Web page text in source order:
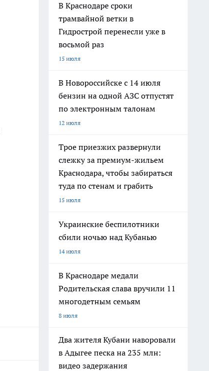
В Краснодаре сроки
трамвайной ветки в
Гидрострой перенесли уже в
восьмой раз
15 июля
В Новороссийске с 14 июля
бензин на одной АЗС отпустят
по электронным талонам
12 июля
Трое приезжих развернули
слежку за премиум-жильем
Краснодара, чтобы забираться
туда по стенам и грабить
15 июля
Украинские беспилотники
сбили ночью над Кубанью
14 июля
В Краснодаре медали
Родительская слава вручили 11
многодетным семьям
8 июля
Два жителя Кубани наворовали
в Адыгее песка на 235 млн:
видео задержания